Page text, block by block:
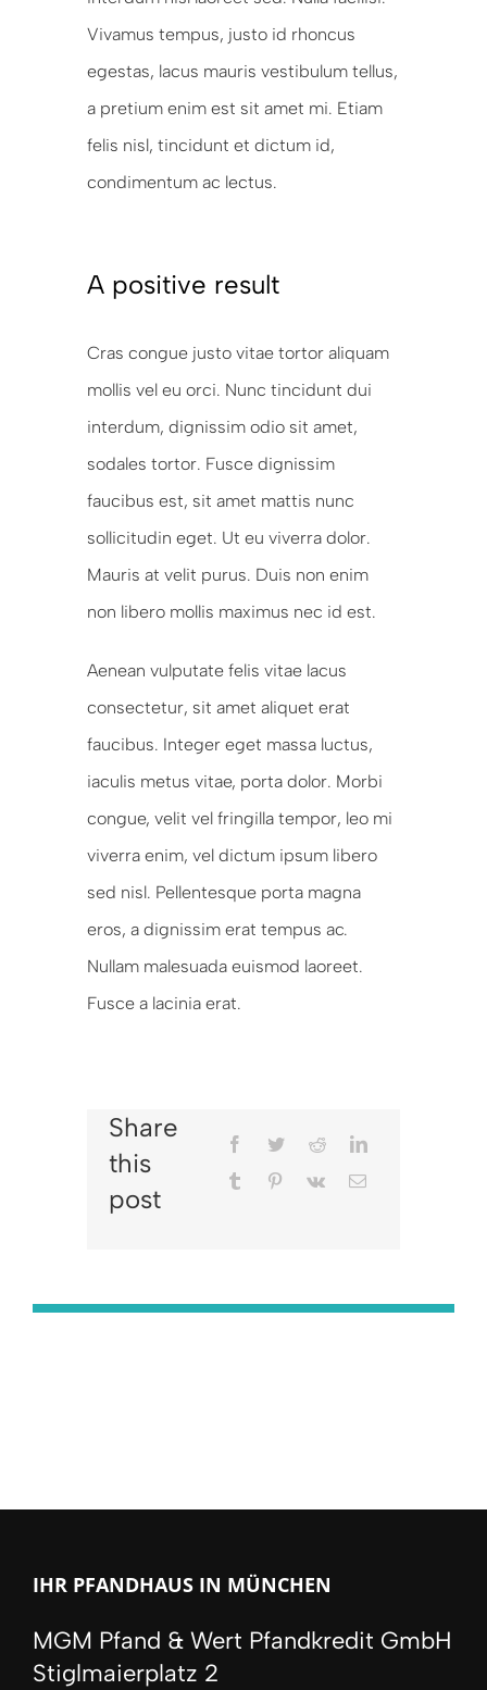
Vivamus tempus, justo id rhoncus
egestas, lacus mauris vestibulum tellus,
a pretium enim est sit amet mi. Etiam
felis nisl, tincidunt et dictum id,
condimentum ac lectus.
A positive result
Cras congue justo vitae tortor aliquam
mollis vel eu orci. Nunc tincidunt dui
interdum, dignissim odio sit amet,
sodales tortor. Fusce dignissim
faucibus est, sit amet mattis nunc
sollicitudin eget. Ut eu viverra dolor.
Mauris at velit purus. Duis non enim
non libero mollis maximus nec id est.
Aenean vulputate felis vitae lacus
consectetur, sit amet aliquet erat
faucibus. Integer eget massa luctus,
iaculis metus vitae, porta dolor. Morbi
congue, velit vel fringilla tempor, leo mi
viverra enim, vel dictum ipsum libero
sed nisl. Pellentesque porta magna
eros, a dignissim erat tempus ac.
Nullam malesuada euismod laoreet.
Fusce a lacinia erat.
Share
this
post
IHR PFANDHAUS IN MÜNCHEN
MGM Pfand & Wert Pfandkredit GmbH
Stiglmaierplatz 2